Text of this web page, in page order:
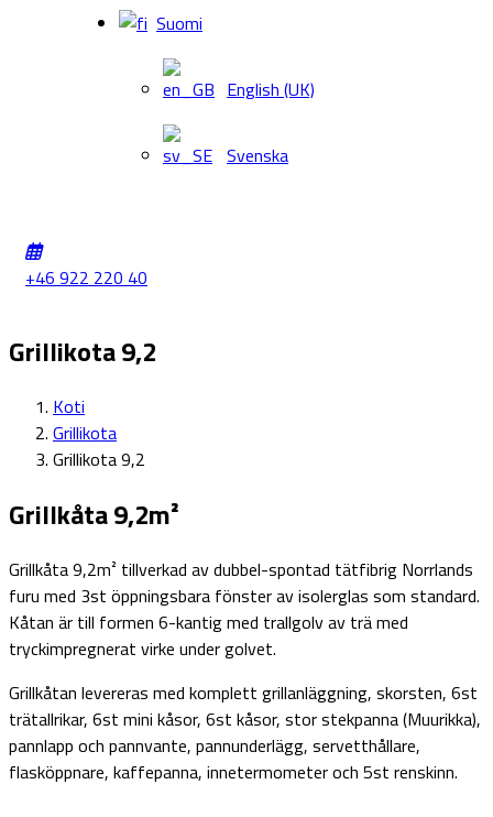
Suomi
English (UK)
Svenska
+46 922 220 40
Grillikota 9,2
Koti
Grillikota
Grillikota 9,2
Grillkåta 9,2m²
Grillkåta 9,2m² tillverkad av dubbel-spontad tätfibrig Norrlands
furu med 3st öppningsbara fönster av isolerglas som standard.
Kåtan är till formen 6-kantig med trallgolv av trä med
tryckimpregnerat virke under golvet.
Grillkåtan levereras med komplett grillanläggning, skorsten, 6st
trätallrikar, 6st mini kåsor, 6st kåsor, stor stekpanna (Muurikka),
pannlapp och pannvante, pannunderlägg, servetthållare,
flasköppnare, kaffepanna, innetermometer och 5st renskinn.